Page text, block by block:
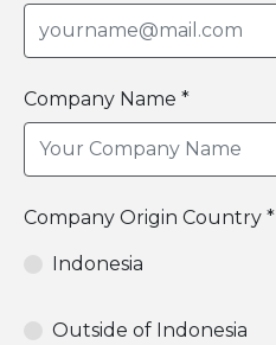
Company Name *
Company Origin Country *
Indonesia
Outside of Indonesia